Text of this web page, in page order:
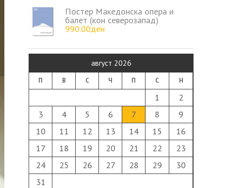
Постер Македонска опера и
балет (кон северозапад)
990.00ден
август 2026
П В С Ч П С Н
1
2
3
4 5 6 7 8
9
10
11 12 13 14 15
16
17
18 19 20 21 22
23
24
25 26 27 28 29
30
31